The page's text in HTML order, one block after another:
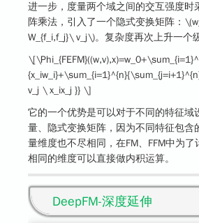
进一步，度量两个域之间的交互强度时
阵乘法，引入了一个隐式变换矩阵：
W_{f_i,f_j}\ v_j\)。复杂度再次上升一个
v_j \ x_ix_j }} \]
它的一个优势是可以对于不同的特征域
量、隐式变换矩阵，因为不同特征包含
量维度也不尽相同，在FM、FFM中为
相同的维度可以直接做内积运算。
DeepFM-深度延伸